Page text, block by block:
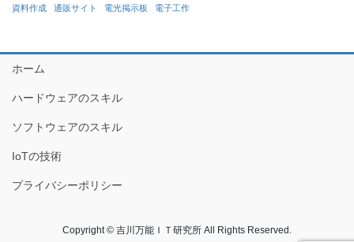
資料作成 通販サイト 電光掲示板 電子工作
ホーム
ハードウェアのスキル
ソフトウェアのスキル
IoTの技術
プライバシーポリシー
Copyright © 吉川万能ＩＴ研究所 All Rights Reserved.